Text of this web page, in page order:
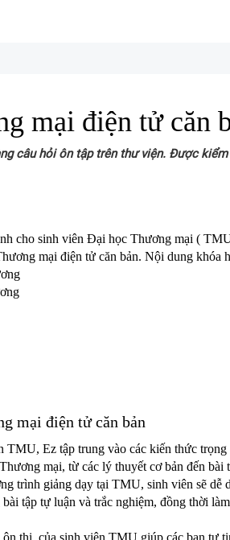
mại điện tử căn
câu hỏi ôn tập trên thư viện. Được kiểm
cho sinh viên Đại học Thương mại (
mại điện tử căn bản. Nội dung khóa
mại điện tử căn bản
Ez tập trung vào các kiến thức trọng
mại, từ các lý thuyết cơ bản đến bài
trình giảng dạy tại TMU, sinh viên sẽ dễ
tập tự luận và trắc nghiệm, đồng thời
thi của sinh viên TMU giúp các bạn tự